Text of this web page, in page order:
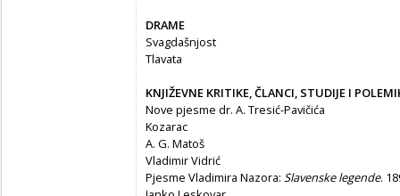
DRAME
Svagdašnjost
Tlavata
KNJIŽEVNE KRITIKE, ČLANCI, STUDIJE I
Nove pjesme dr. A. Tresić-Pavičića
Kozarac
A. G. Matoš
Vladimir Vidrić
Pjesme Vladimira Nazora: Slavenske legende.